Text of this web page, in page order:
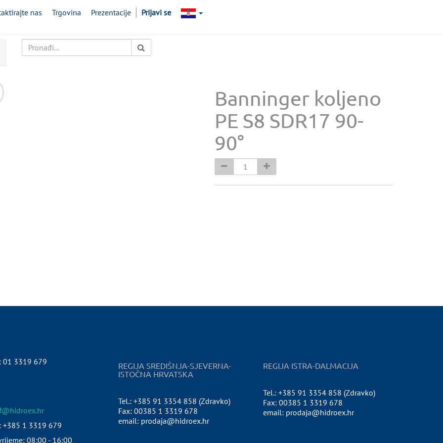
nas Trgovina Prezentacije Prijavi se
Banninger koljeno
PE S8 SDR17 90-
90°
01 3319 679
+385 1 3319 679
08:00 - 16:00
REGIJA SREDIŠNJA-SJEVERNA-
ISTOČNA HRVATSKA
Tel.: +385 91 3354 858 (Zdravko)
Fax: 00385 1 3319 678
email: prodaja@hidroex.hr
REGIJA ISTRA-DALMACIJA
Tel.: +385 91 3354 858 (Zdravko)
Fax: 00385 1 3319 678
email: prodaja@hidroex.hr